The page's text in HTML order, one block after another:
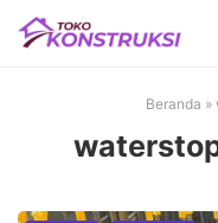
Beranda »